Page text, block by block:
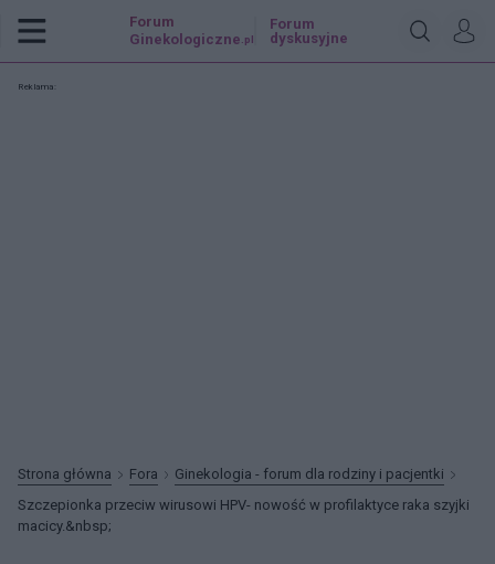
Forum
Ginekologiczne .pl
Forum
dyskusyjne
Reklama:
Strona główna Fora
Ginekologia - forum dla rodziny i pacjentki
Szczepionka przeciw wirusowi HPV- nowość w profilaktyce raka szyjki
macicy.&nbsp;